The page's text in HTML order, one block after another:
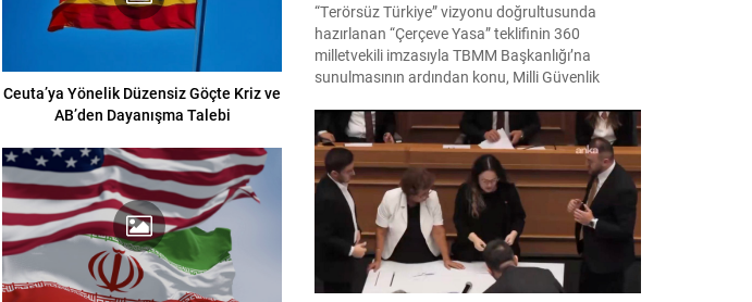
Ceuta’ya Yönelik Düzensiz Göçte Kriz ve
AB’den Dayanışma Talebi
“Terörsüz Türkiye” vizyonu doğrultusunda
hazırlanan “Çerçeve Yasa” teklifinin 360
milletvekili imzasıyla TBMM Başkanlığı’na
sunulmasının ardından konu, Milli Güvenlik
Toplantı sonrası yayımlanan sekiz maddelik
bildiri, ülke güvenliği ve bölgesel gelişmelere dair
değerlendirmeleri içermektedir. Yaklaşık 2 saat
15 dakika süren oturumun sonuç metninde;
terörle mücadele, bölgesel istikrar,...